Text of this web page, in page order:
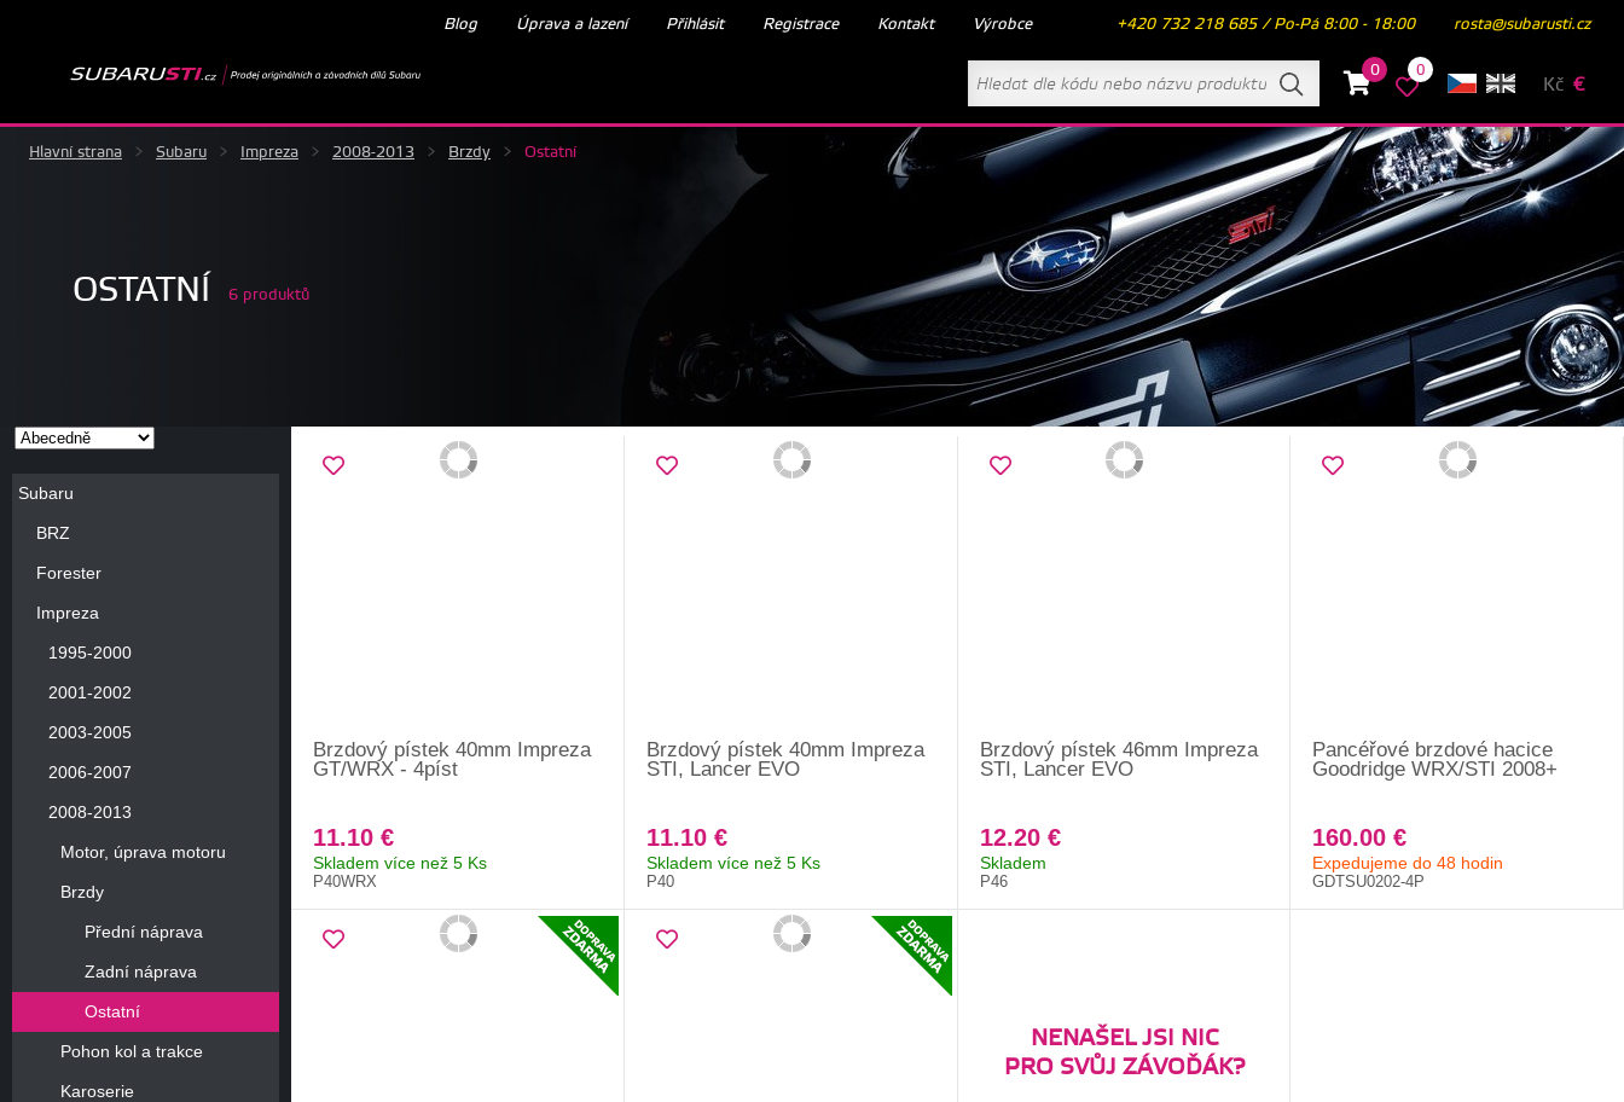
Blog Úprava a lazení Přihlásit Registrace Kontakt Výrobce +420 732 218 685 / Po-Pá 8:00 - 18:00 rosta@subarusti.cz
0 0
Kč €
Hlavní strana > Subaru > Impreza > 2008-2013 > Brzdy > Ostatní
OSTATNÍ 6 produktů
Subaru
BRZ
Forester
Impreza
1995-2000
2001-2002
2003-2005
2006-2007
2008-2013
Motor, úprava motoru
Brzdy
Přední náprava
Zadní náprava
Ostatní
Pohon kol a trakce
Karoserie
Brzdový pístek 40mm Impreza
GT/WRX - 4píst
11.10 €
Skladem více než 5 Ks
P40WRX
Brzdový pístek 40mm Impreza
STI, Lancer EVO
11.10 €
Skladem více než 5 Ks
P40
Brzdový pístek 46mm Impreza
STI, Lancer EVO
12.20 €
Skladem
P46
Pancéřové brzdové hacice
Goodridge WRX/STI 2008+
160.00 €
Expedujeme do 48 hodin
GDTSU0202-4P
NENAŠEL JSI NIC
PRO SVŮJ ZÁVOĎÁK?